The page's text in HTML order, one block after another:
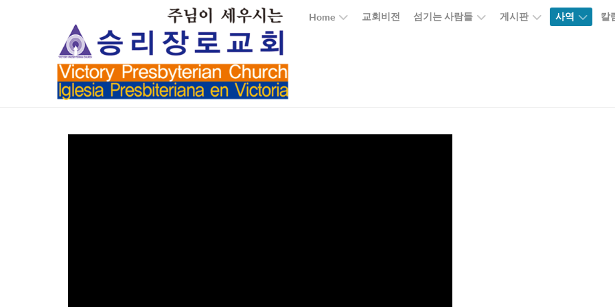
Home 교회비전 섬기는 사람들 게시판 사역 칼